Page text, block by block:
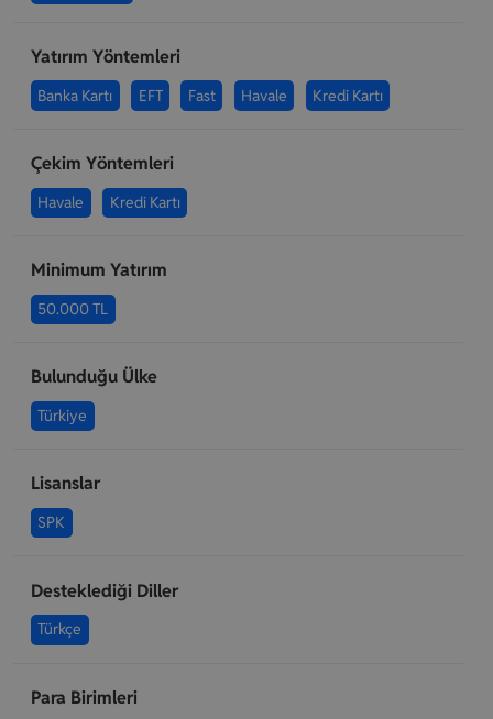
Yatırım Yöntemleri
Banka Kartı EFT Fast Havale Kredi Kartı
Çekim Yöntemleri
Havale Kredi Kartı
Minimum Yatırım
50.000 TL
Bulunduğu Ülke
Türkiye
Lisanslar
SPK
Desteklediği Diller
Türkçe
Para Birimleri